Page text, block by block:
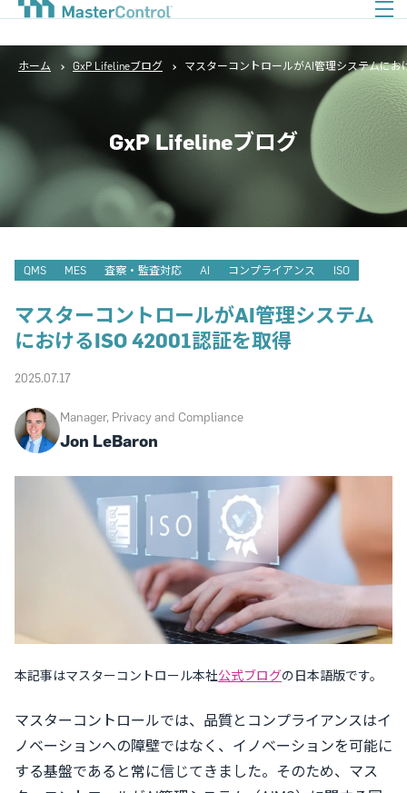
ホーム GxP Lifelineブログ マスターコントロールがAI管理システムにお
GxP Lifelineブログ
QMS MES 査察・監査対応 AI コンプライアンス ISO
マスターコントロールがAI管理システム
におけるISO 42001認証を取得
2025.07.17
Manager, Privacy and Compliance
Jon LeBaron
本記事はマスターコントロール本社公式ブログの日本語版です。
マスターコントロールでは、品質とコンプライアンスはイ
ノベーションへの障壁ではなく、イノベーションを可能に
する基盤であると常に信じてきました。そのため、マス